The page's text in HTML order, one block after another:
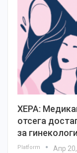
ХЕРА:
отсега
за
Platform Апр